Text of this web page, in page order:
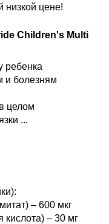
низкой цене!
Children's Multi
ребенка
и болезням
целом
...
– 600 мкг
кислота) – 30 мг